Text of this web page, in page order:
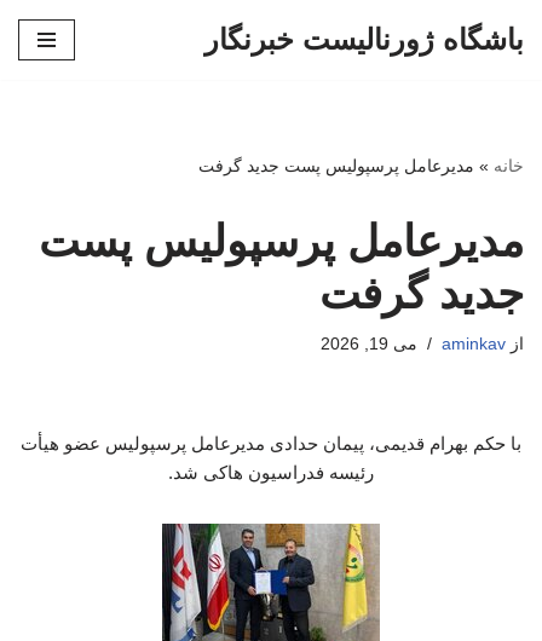
باشگاه ژورنالیست خبرنگار
خانه » مدیرعامل پرسپولیس پست جدید گرفت
مدیرعامل پرسپولیس پست
جدید گرفت
از aminkav می 19, 2026
با حکم بهرام قدیمی، پیمان حدادی مدیرعامل پرسپولیس عضو هیأت
رئیسه فدراسیون هاکی شد.